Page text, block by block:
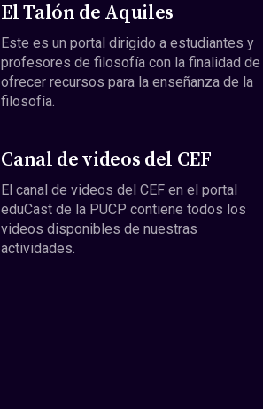
El Talón de Aquiles
Este es un portal dirigido a estudiantes y
profesores de filosofía con la finalidad de
ofrecer recursos para la enseñanza de la
filosofía.
Canal de videos del CEF
El canal de videos del CEF en el portal
eduCast de la PUCP contiene todos los
videos disponibles de nuestras
actividades.